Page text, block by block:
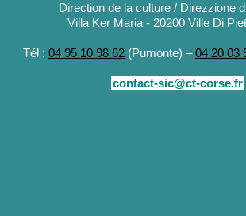
Direction de la culture / Direzzione
Villa Ker Maria - 20200 Ville Di
Tél : 04 95 10 98 62 (Pumonte) –04 20 03
contact-sic@ct-corse.fr